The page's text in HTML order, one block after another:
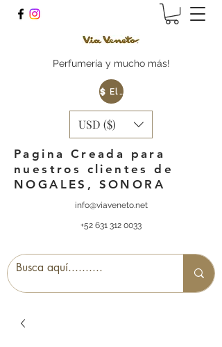
Perfumería y mucho más!
Elige tu Moneda
USD ($)
Pagina Creada para
nuestros clientes de
NOGALES, SONORA
info@viaveneto.net
+52 631 312 0033